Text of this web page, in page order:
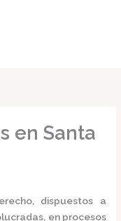
en Santa
dispuestos a
en procesos